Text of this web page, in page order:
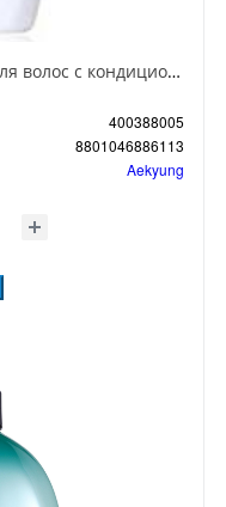
Aekyung Hanaro Plus Шампунь для волос с кондиционером Восстанавливающий с рапсовым медом 680 мл
400388005
8801046886113
Aekyung